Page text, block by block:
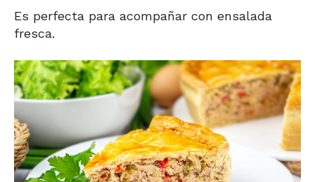
Es perfecta para acompañar con ensalada
fresca.